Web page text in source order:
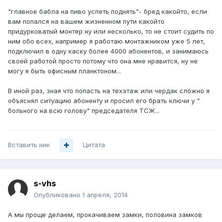
"главное бабла на пиво успеть поднять"- бред какойто, если
вам попался на вашем жизненном пути какойто
придурковатый монтер ну или несколько, то не стоит судить по
ним обо всех, например я работаю монтажником уже 5 лет,
подключил в одну каску более 4000 абонентов, и занимаюсь
своей работой просто потому что она мне нравится, ну не
могу я быть офисным планктоном...
В иной раз, зная что попасть на техэтаж или чердак сложно я
объяснял ситуацию абоненту и просил его брать ключи у "
больного на всю голову" председателя ТСЖ...
Вставить ник Цитата
s-vhs
Опубликовано 1 апреля, 2014
А мы проще делаем, прокачиваем замки, половина замков